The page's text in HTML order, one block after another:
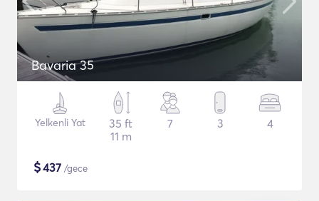
Bavaria 35
Yelkenli Yat
35 ft
11 m
7 3 4
$437 /gece